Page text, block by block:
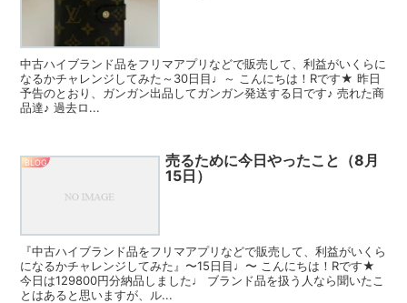
中古ハイブランド品をフリマアプリなどで販売して、利益がいくらに
なるかチャレンジしてみた～30日目♩～ こんにちは！Rです★ 昨日
予告のとおり、ガンガン出品してガンガン発送する日です♪ 売れた商
品達♪ 過去ロ...
BLOG
売るために今日やったこと（8月
15日）
『中古ハイブランド品をフリマアプリなどで販売して、利益がいくら
になるかチャレンジしてみた』〜15日目♩〜 こんにちは！Rです★
今日は129800円分納品しました♩ ブランド品を扱う人なら聞いたこ
とはあると思いますが、ル...